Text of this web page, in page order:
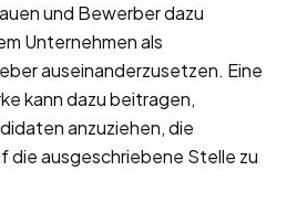
und Bewerber dazu
Unternehmen als
auseinanderzusetzen. Eine
kann dazu beitragen,
anzuziehen, die
die ausgeschriebene Stelle zu